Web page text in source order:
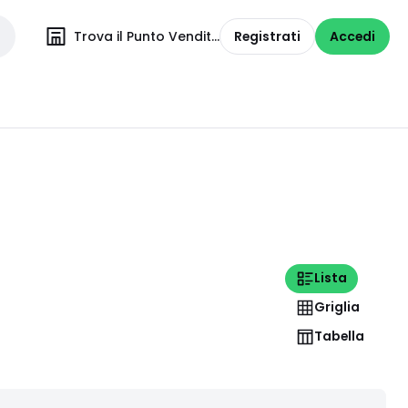
Trova il Punto Vendita Registrati Accedi
Lista
Griglia
Tabella